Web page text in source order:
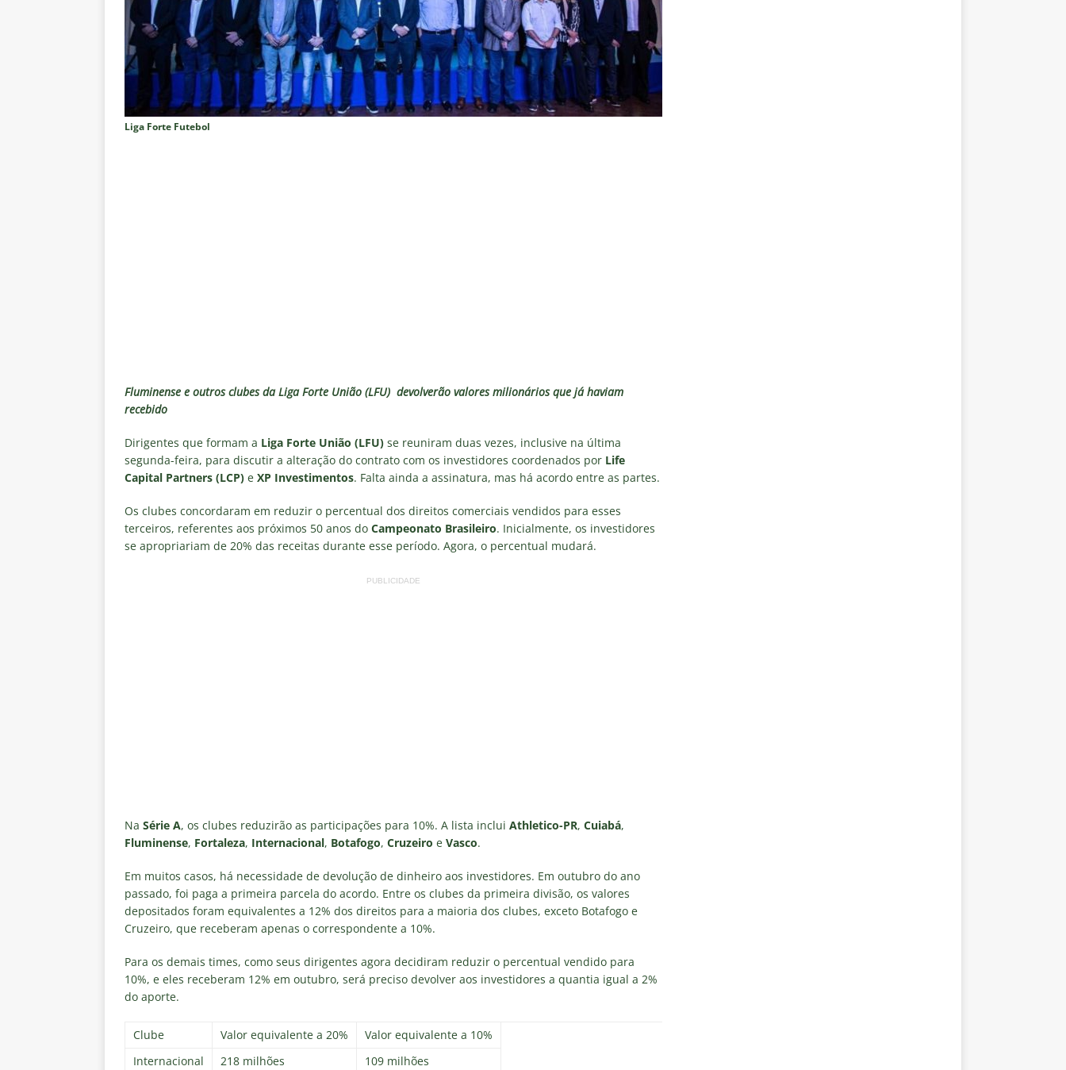
milionário que afundam o Fluminense, por Lindinor Larangeira
COLUNAS
[ 9 de agosto de 2026 ] Zubeldía valoriza atuação do Fluminense em empate com o Botafogo
NOTÍCIAS
[ 9 de agosto de 2026 ]
Zubeldía explica substituições e permanência de Castillo até os minutos
finais
NOTÍCIAS
[ 8 de agosto de 2026 ]
Com nove mudanças, Fluminense anuncia escalação para o clássico
[ 8 de agosto de 2026 ]
Coritiba X Chapecoense — 22ª rodada do Brasileirão 2026: Palpites, Odds
e Estatísticas
DICAS DE APOSTAS
Estatísticas
DICAS DE APOSTAS
[ 8 de agosto de 2026 ] Fluminense divulga relacionados para o clássico contra o Botafogo; veja a
Liga Forte Futebol
Fluminense e outros clubes da Liga Forte União (LFU) devolverão valores milionários que já haviam
recebido
Dirigentes que formam a Liga Forte União (LFU) se reuniram duas vezes, inclusive na última
segunda-feira, para discutir a alteração do contrato com os investidores coordenados por Life
Capital Partners (LCP) e XP Investimentos. Falta ainda a assinatura, mas há acordo entre as partes.
Os clubes concordaram em reduzir o percentual dos direitos comerciais vendidos para esses
terceiros, referentes aos próximos 50 anos do Campeonato Brasileiro. Inicialmente, os investidores
se apropriariam de 20% das receitas durante esse período. Agora, o percentual mudará.
PUBLICIDADE
Na Série A, os clubes reduzirão as participações para 10%. A lista inclui Athletico-PR, Cuiabá,
Fluminense, Fortaleza, Internacional, Botafogo, Cruzeiro e Vasco.
Em muitos casos, há necessidade de devolução de dinheiro aos investidores. Em outubro do ano
passado, foi paga a primeira parcela do acordo. Entre os clubes da primeira divisão, os valores
depositados foram equivalentes a 12% dos direitos para a maioria dos clubes, exceto Botafogo e
Cruzeiro, que receberam apenas o correspondente a 10%.
Para os demais times, como seus dirigentes agora decidiram reduzir o percentual vendido para
10%, e eles receberam 12% em outubro, será preciso devolver aos investidores a quantia igual a 2%
do aporte.
Clube Valor equivalente a 20%
Valor equivalente a 10%
Internacional
218 milhões
109 milhões